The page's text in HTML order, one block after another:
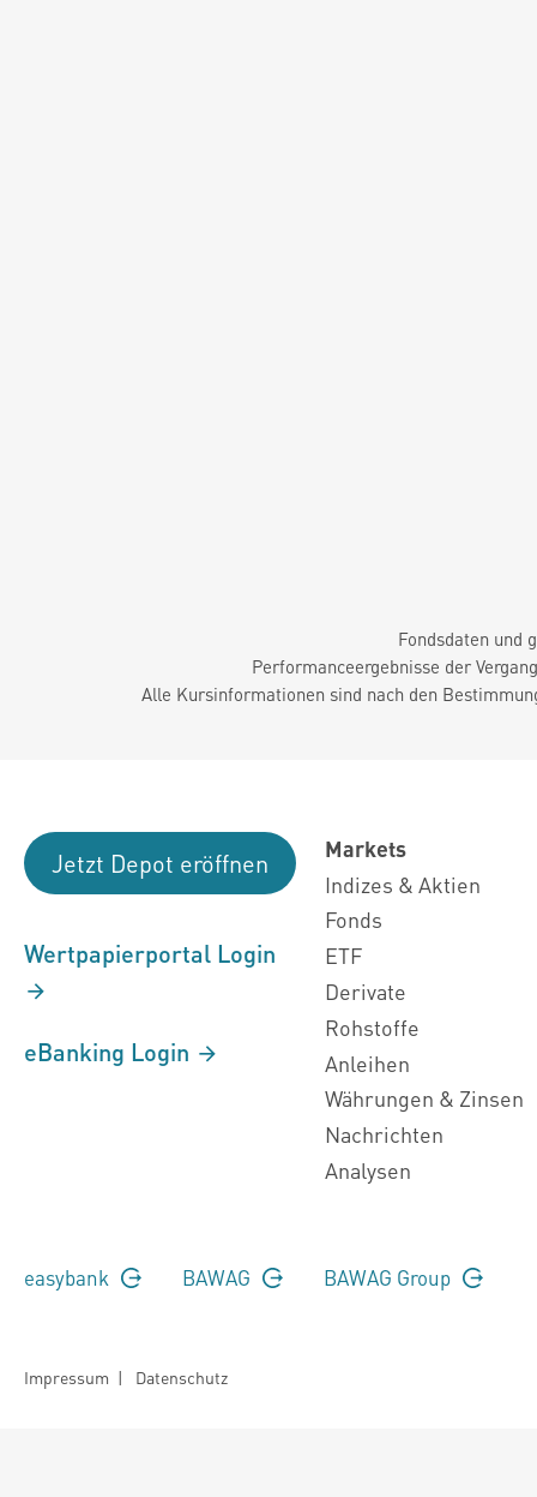
Fondsdaten und
Performanceergebnisse der
Alle Kursinformationen sind nach den
Jetzt Depot eröffnen
Wertpapierportal Login
eBanking Login
Markets
Indizes & Aktien
Fonds
ETF
Derivate
Rohstoffe
Anleihen
Währungen & Zinsen
Nachrichten
Analysen
easybank BAWAG BAWAG Group
Impressum | Datenschutz